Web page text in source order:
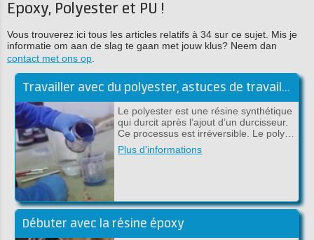
Epoxy, Polyester et PU !
Vous trouverez ici tous les articles relatifs à 34 sur ce sujet. Mis je
informatie om aan de slag te gaan met jouw klus? Neem dan
contact met ons op
Travailler avec du polyester, astuces de travail de la résine polyester
Le polyester est une résine synthétique
qui durcit après l’ajout d’un durcisseur.
Ce processus est irréversible. Le poly…
Plus d'informations
Débuter avec la résine époxy